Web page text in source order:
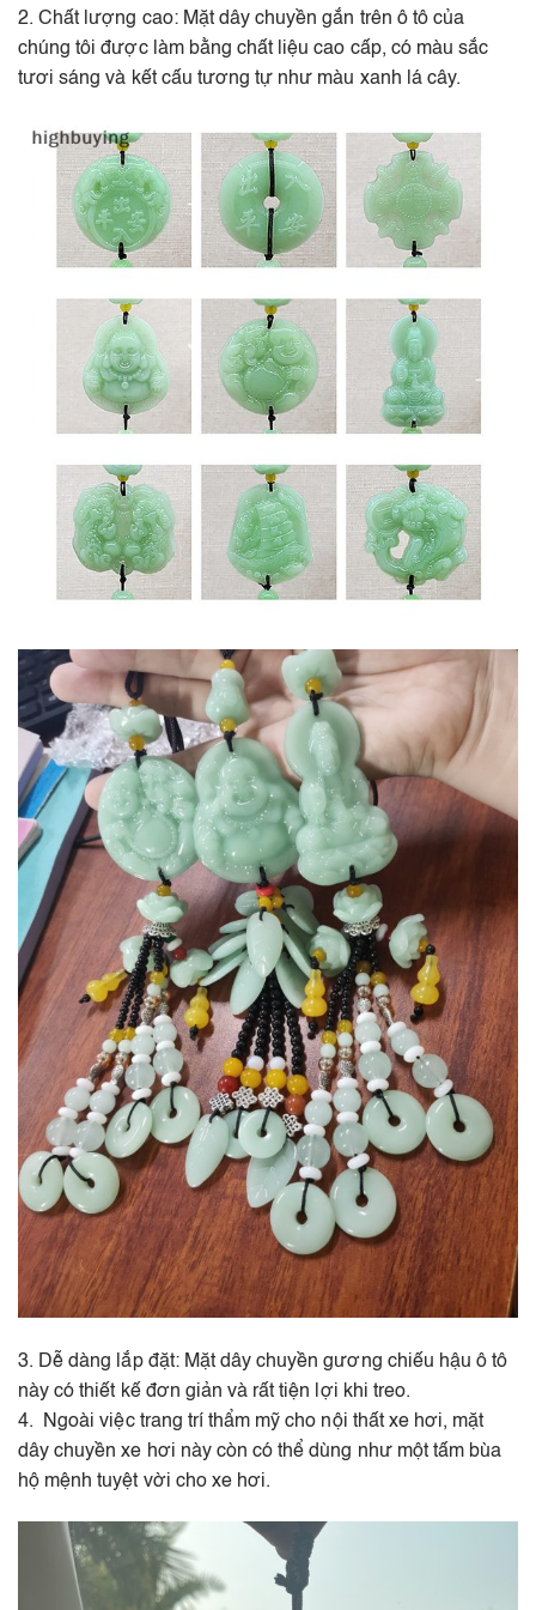
2. Chất lượng cao: Mặt dây chuyền gắn trên ô tô của
chúng tôi được làm bằng chất liệu cao cấp, có màu sắc
tươi sáng và kết cấu tương tự như màu xanh lá cây.
3. Dễ dàng lắp đặt: Mặt dây chuyền gương chiếu hậu ô tô
này có thiết kế đơn giản và rất tiện lợi khi treo.
4. Ngoài việc trang trí thẩm mỹ cho nội thất xe hơi, mặt
dây chuyền xe hơi này còn có thể dùng như một tấm bùa
hộ mệnh tuyệt vời cho xe hơi.